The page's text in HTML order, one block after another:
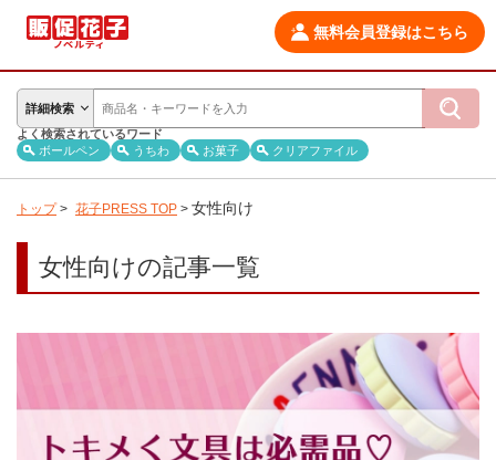
無料会員登録はこちら
詳細検索
よく検索されているワード
ボールペン
うちわ お菓子 クリアファイル
トップ> 花子PRESS TOP > 女性向け
女性向けの記事一覧